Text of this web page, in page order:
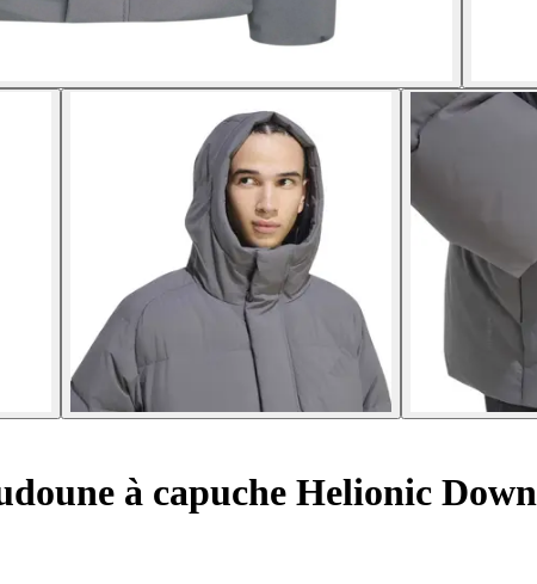
à capuche Helionic Down